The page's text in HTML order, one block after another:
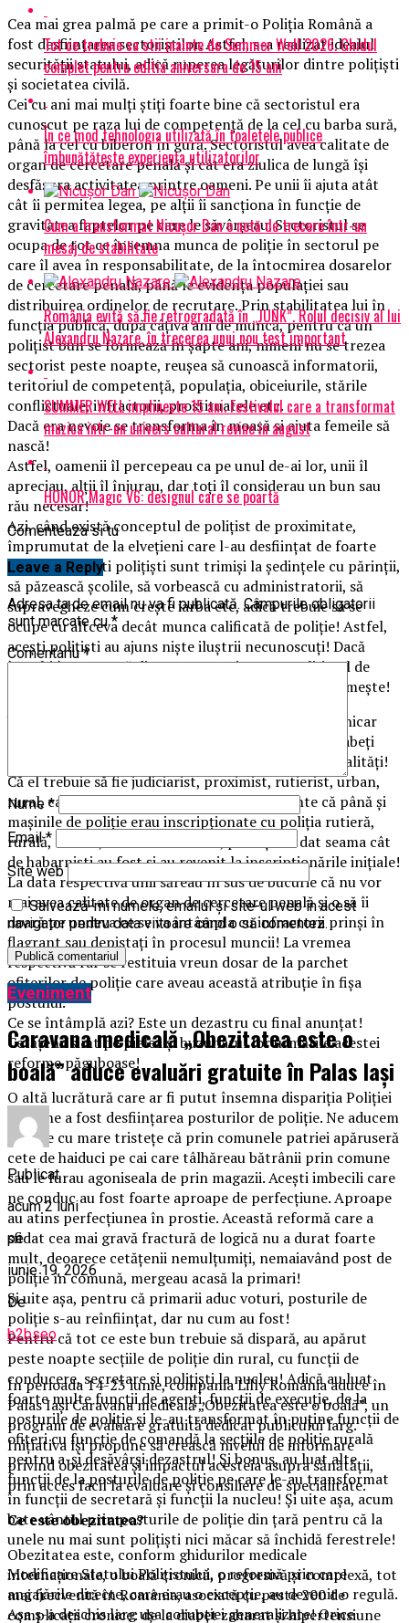
Cea mai grea palmă pe care a primit-o Poliția Română a
fost desființarea sectoriștilor. Astfel, s-a realizat idealul
securității statului, adică ruperea legăturilor dintre polițiști
și societatea civilă.
Cei cu ani mai mulți știți foarte bine că sectoristul era
cunoscut pe raza lui de competență de la cel cu barba sură,
până la cel cu biberon în gură. Sectoristul avea calitate de
organ de cercetare penală și cât era ziulica de lungă își
desfășura activitatea printre oameni. Pe unii îi ajuta atât
cât îi permitea legea, pe alții îi sancționa în funcție de
gravitatea faptelor pe care le săvârșeau. Sectoristul se
ocupa de tot ce însemna munca de poliție în sectorul pe
care îl avea în responsabilitate, de la întocmirea dosarelor
de cercetare penală, până le evidența populației sau
distribuirea ordinelor de recrutare. Prin stabilitatea lui în
funcția publică, după câțiva ani de muncă, pentru că un
polițist bun se formează în șapte ani, nimeni nu se trezea
sectorist peste noapte, reușea să cunoască informatorii,
teritoriul de competență, populația, obiceiurile, stările
conflictuale, infractorii, prostituatele etc.
Dacă era nevoie se transforma în moașă și ajuta femeile să
nască!
Astfel, oamenii îl percepeau ca pe unul de-ai lor, unii îl
apreciau, alții îl înjurau, dar toți îl considerau un bun sau
rău necesar!
Azi, când există conceptul de polițist de proximitate,
împrumutat de la elvețieni care l-au desființat de foarte
mulți ani, acești polițiști sunt trimiși la ședințele cu părinții,
să păzească școlile, să vorbească cu administratorii, să
supravegheze cum crește iarba etc, adică trebuie să se
ocupe cu altceva decât munca calificată de poliție! Astfel,
acești polițiști au ajuns niște iluștrii necunoscuți! Dacă
întrebi într-o zonă dintr-un oraș cine este polițistul de
proximitate, 9 din 10 oameni nici nu știu cum se numește!
Următoare lovitură aplicată cu o precizie de ceasornicar
elvețian a fost atunci când s-a stabili de niște analfabeți
funcțional că polițistul trebuie să aibă tot felul de calități!
Că el trebuie să fie judiciarist, proximist, rutierist, urban,
rural, canin, cabalin etc! Vă mai aduceți aminte că până și
mașinile de poliție erau inscripționate cu poliția rutieră,
rurală, canină, criminalistică etc, până și-au dat seama cât
de habarniști au fost și au revenit la inscripționările inițiale!
La data respectivă unii săreau în sus de bucurie că nu vor
mai avea calitate de organ de cercetare penală și o să îi
doară pe undeva ce se va întâmpla cu infractorii prinși în
flagrant sau depistați în procesul muncii! La vremea
respectivă rar se restituia vreun dosar de la parchet
ofițerilor de poliție care aveau această atribuție în fișa
postului.
Ce se întâmplă azi? Este un dezastru cu final anunțat!
Cetățenii simt pe pielea și buzunarul lor urmările acestei
reforme păguboase!
O altă lucrătură care ar fi putut însemna dispariția Poliției
Române a fost desființarea posturilor de poliție. Ne aducem
aminte cu mare tristețe că prin comunele patriei apăruseră
cete de haiduci pe cai care tâlhăreau bătrânii prin comune
sau le furau agoniseala de prin magazii. Acești imbecili care
ne conduc au fost foarte aproape de perfecțiune. Aproape
au atins perfecțiunea în prostie. Această reformă care a
sfidat cea mai gravă fractură de logică nu a durat foarte
mult, deoarece cetățenii nemulțumiți, nemaiavând post de
poliție în comună, mergeau acasă la primari!
Și uite așa, pentru că primarii aduc voturi, posturile de
poliție s-au reînființat, dar nu cum au fost!
Pentru că tot ce este bun trebuie să dispară, au apărut
peste noapte secțiile de poliție din rural, cu funcții de
conducere, secretare și polițiști la nucleu! Adică au luat
foarte multe funcții de agenți, funcții de execuție, de la
posturile de poliție și le-au transformat în puține funcții de
ofițeri cu funcție de comandă la secțiile de poliție rurală
pentru a-și desăvârși dezastrul! Și bonus, au luat alte
funcții de la posturile de poliție pe care le-au transformat
în funcții de secretară și funcții la nucleu! Și uite așa, acum
bate vântul prin posturile de poliție din țară pentru că la
unele nu mai sunt polițiști nici măcar să închidă ferestrele!
Modificare Statului Polițistului, o reformă prin care
angajările directe, care erau o excepție, au devenit o regulă.
Așa s-a deschis larg ușa corupției generalizate! Orice
Tot ce trebuie sa stii inainte de Summer Well 2026. Ghidul
complet pentru editia aniversara de 15 ani
În ce mod tehnologia utilizată în toaletele publice
îmbunătățește experiența utilizatorilor
Cum a transformat Nicușor Dan o notă de trecere într-un
mesaj de stabilitate
România evită să fie retrogradată în „JUNK”. Rolul decisiv al lui
Alexandru Nazare, în trecerea unui nou test important
SUMMER WELL implineste 15 ani. Festivalul care a transformat
muzica intr-un univers cultural revine in august
HONOR Magic V6: designul care se poartă
Comenteaza si tu
Leave a Reply
Adresa ta de email nu va fi publicată. Câmpurile obligatorii
sunt marcate cu*
Comentariu*
Nume *
Email*
Site web
Salvează-mi numele, emailul și site-ul web în acest
navigator pentru data viitoare când o să comentez.
Eveniment
Caravana medicală „Obezitatea este o
boală” aduce evaluări gratuite în Palas Iași
Publicat
acum 2 luni
pe
iunie 19, 2026
De
b2bseo
În perioada 14-23 iunie, compania Lilly România aduce în
Palas Iași Caravana medicală „Obezitatea este o boală”, un
program de evaluare gratuită dedicat publicului larg.
Inițiativa își propune să crească nivelul de informare
privind obezitatea și impactul acesteia asupra sănătății,
prin acces facil la evaluare și consiliere de specialitate.
Ce este obezitatea?
Obezitatea este, conform ghidurilor medicale
internaționale, o boală cronică, progresivă și complexă, tot
mai frecventă în România, asociată cu peste 200 de
complicații cronice: de la diabet zaharat și hipertensiune